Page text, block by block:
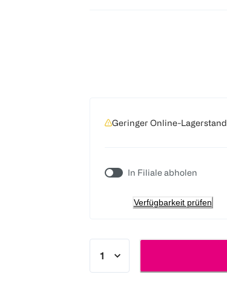
Geringer Online-Lagerstand
In Filiale abholen
Verfügbarkeit prüfen